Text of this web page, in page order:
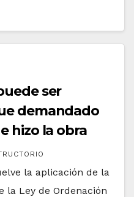
ser
demandado
hizo la obra
la aplicación de la
la Ley de Ordenación